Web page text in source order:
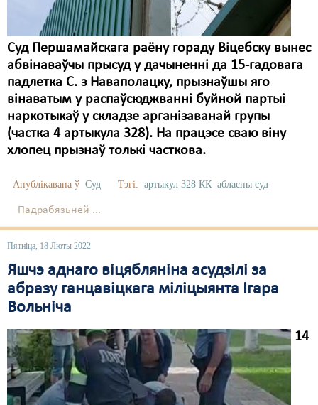
Суд Першамайскага раёну гораду Віцебску вынес
абвінаваўчы прысуд у дачыненні да 15-гадовага
падлетка С. з Наваполацку, прызнаўшы яго
вінаватым у распаўсюджванні буйной партыі
наркотыкаў у складзе арганізаванай групы
(частка 4 артыкула 328). На працэсе сваю віну
хлопец прызнаў толькі часткова.
Апублікавана ў Суд Тэгі: артыкул 328 КК абласны суд
Падрабязьней ...
Пятніца, 18 Люты 2022
Яшчэ аднаго віцябляніна асудзілі за
абразу ганцавіцкага міліцыянта Ігара
Вольніча
14